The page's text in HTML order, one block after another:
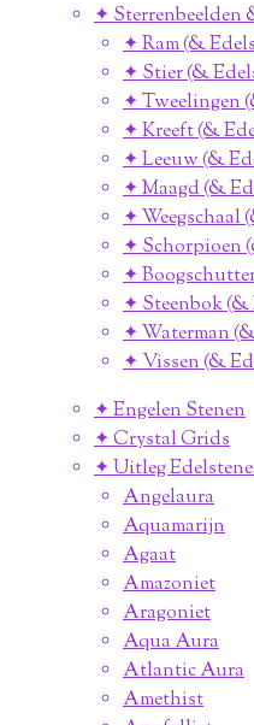
✦ Sterrenbeelden
✦ Ram (&
✦ Stier (&
✦ Tweelingen
✦ Kreeft (&
✦ Leeuw (&
✦ Maagd (&
✦ Weegschaal
✦ Schorpioen
✦
✦ Steenbok (&
✦ Waterman
✦ Vissen (&
✦ Engelen Stenen
✦ Crystal Grids
✦ Uitleg
Angelaura
Aquamarijn
Agaat
Amazoniet
Aragoniet
Aqua Aura
Atlantic Aura
Amethist